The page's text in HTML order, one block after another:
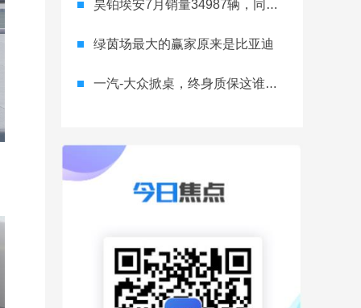
昊铂埃安7月销量34987辆，同比增长31.74%，全新Ray系列蓄势待发
绿茵场最大的赢家原来是比亚迪
一汽-大众掀桌，终身质保这谁顶得住？